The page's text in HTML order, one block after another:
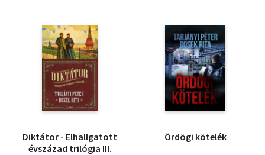
Diktátor - Elhallgatott
évszázad trilógia III.
Ördögi kötelék